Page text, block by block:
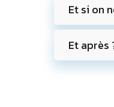
Et si on
Et après